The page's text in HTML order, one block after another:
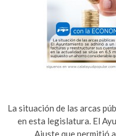
La situación de las arcas
en esta legislatura. El
Ajuste que permitió